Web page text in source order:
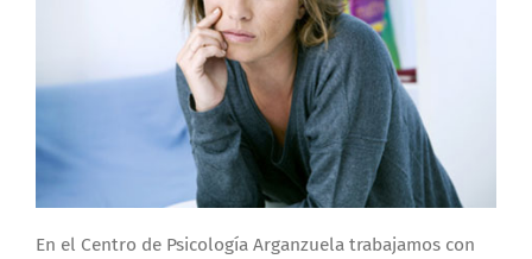
En el Centro de Psicología Arganzuela trabajamos con